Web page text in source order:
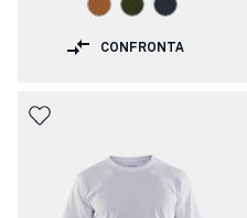
CONFRONTA